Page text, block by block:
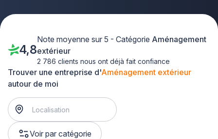
Trouver une entreprise d'Aménagement extérieur
autour de moi
Voir par catégorie
4,8
Note moyenne sur 5 - Catégorie Aménagement
extérieur
2 786 clients nous ont déjà fait confiance